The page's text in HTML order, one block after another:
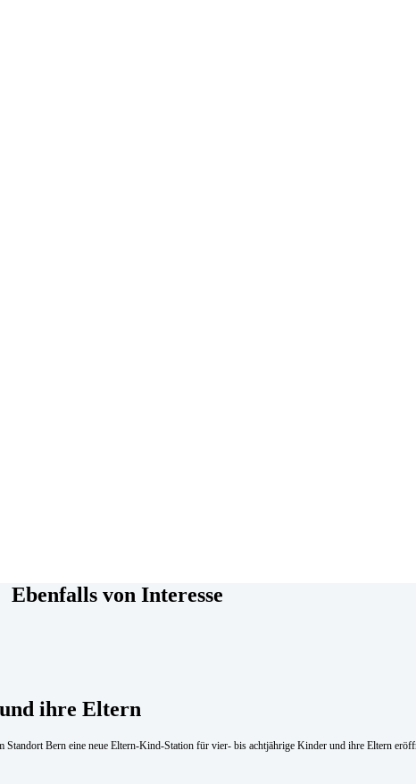
Ebenfalls von Interesse
ihre Eltern
Bern eine neue Eltern-Kind-Station für vier- bis achtjährige Kinder und ihre Eltern